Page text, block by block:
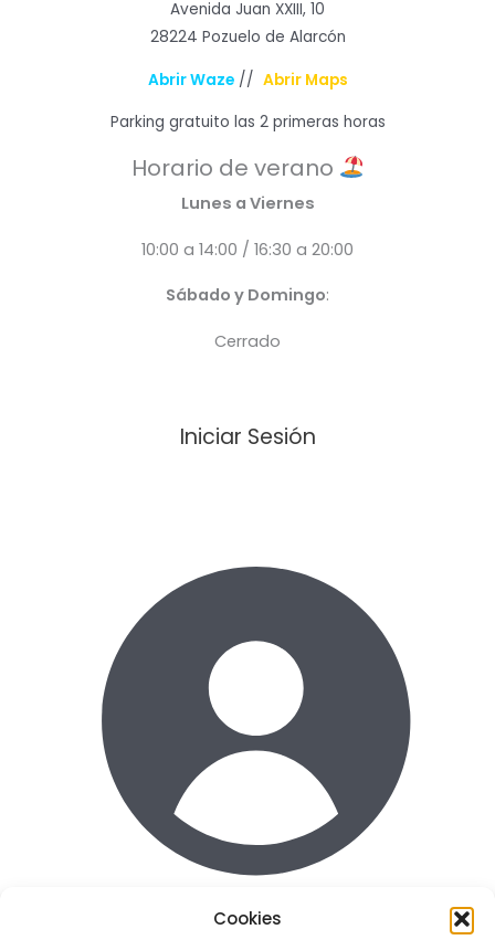
Cookies
Avenida Juan XXIII, 10
28224 Pozuelo de Alarcón
Abrir Waze// Abrir Maps
Parking gratuito las 2 primeras horas
Horario de verano
Lunes a Viernes
10:00 a 14:00 / 16:30 a 20:00
Sábado y Domingo:
Cerrado
Iniciar Sesión